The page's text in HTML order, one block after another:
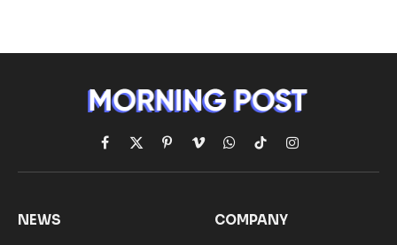
Facebook
X
(Twitter)
Pinterest
VimeoWhatsApp
TikTokInstagram
NEWS COMPANY